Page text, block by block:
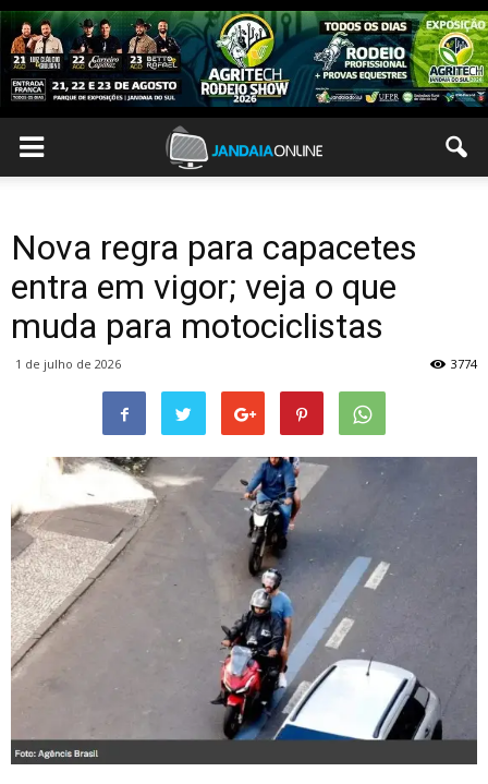
Nova regra para capacetes
entra em vigor; veja o que
muda para motociclistas
1 de julho de 2026 3774